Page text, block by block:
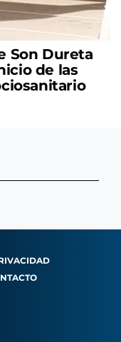
Son Dureta
de las